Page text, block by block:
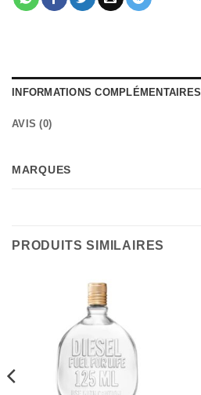
INFORMATIONS COMPLÉMENTAIRES
AVIS (0)
MARQUES
PRODUITS SIMILAIRES